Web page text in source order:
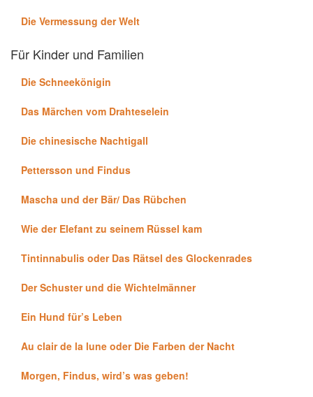
Die Vermessung der Welt
Für Kinder und Familien
Die Schneekönigin
Das Märchen vom Drahteselein
Die chinesische Nachtigall
Pettersson und Findus
Mascha und der Bär/ Das Rübchen
Wie der Elefant zu seinem Rüssel kam
Tintinnabulis oder Das Rätsel des Glockenrades
Der Schuster und die Wichtelmänner
Ein Hund für’s Leben
Au clair de la lune oder Die Farben der Nacht
Morgen, Findus, wird’s was geben!